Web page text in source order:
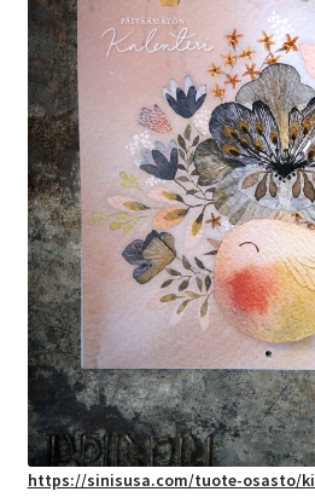
https://sinisusa.com/tuote-osasto/